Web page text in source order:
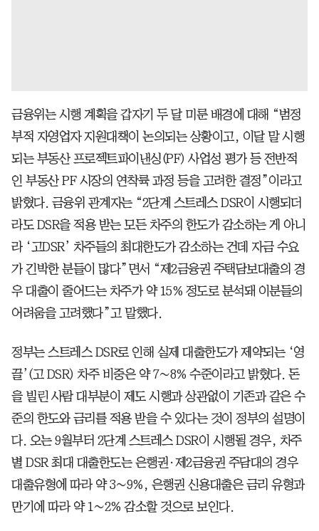
금융위는 시행 계획을 갑자기 두 달 미룬 배경에 대해 “범정
부적 자영업자 지원대책이 논의되는 상황이고, 이달 말 시행
되는 부동산 프로젝트파이낸싱(PF) 사업성 평가 등 전반적
인 부동산 PF 시장의 연착륙 과정 등을 고려한 결정”이라고
밝혔다. 금융위 관계자는 “2단계 스트레스 DSR이 시행되더
라도 DSR을 적용 받는 모든 차주의 한도가 감소하는 게 아니
라 ‘고DSR’ 차주들의 최대한도가 감소하는 건데 자금 수요
가 긴박한 분들이 많다”면서 “제2금융권 주택담보대출의 경
우 대출이 줄어드는 차주가 약 15% 정도로 분석돼 이분들의
어려움을 고려했다”고 말했다.
정부는 스트레스 DSR로 인해 실제 대출한도가 제약되는 ‘영
끌’(고 DSR) 차주 비중은 약 7∼8% 수준이라고 밝혔다. 돈
을 빌린 사람 대부분이 제도 시행과 상관없이 기존과 같은 수
준의 한도와 금리를 적용 받을 수 있다는 것이 정부의 설명이
다. 오는 9월부터 2단계 스트레스 DSR이 시행될 경우, 차주
별 DSR 최대 대출한도는 은행권·제2금융권 주담대의 경우
대출유형에 따라 약 3∼9%, 은행권 신용대출은 금리 유형과
만기에 따라 약 1∼2% 감소할 것으로 보인다.